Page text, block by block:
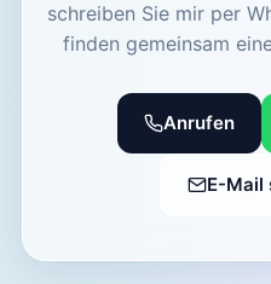
schreiben Sie mir per
finden gemeinsam
Anrufen
E-Mail